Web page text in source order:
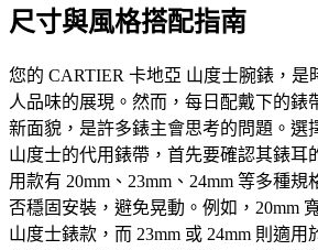
尺寸與風格搭配指南
您的 CARTIER 卡地亞 山度士腕錶，是
人品味的展現。然而，每日配戴下的錶
新面貌，是許多錶主會思考的問題。選
山度士的代用錶帶，首先要確認其錶耳
用款有 20mm、23mm、24mm 等多種
否穩固安裝，避免晃動。例如，20mm
山度士錶款，而 23mm 或 24mm 則適